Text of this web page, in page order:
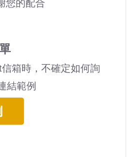
您的配合
箱時，不確定如何詢
結範例